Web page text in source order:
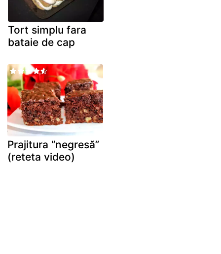
Tort simplu fara
bataie de cap
Prajitura “negresă”
(reteta video)